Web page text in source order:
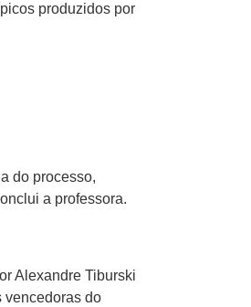
produzidos por
do processo,
a professora.
Alexandre Tiburski
vencedoras do